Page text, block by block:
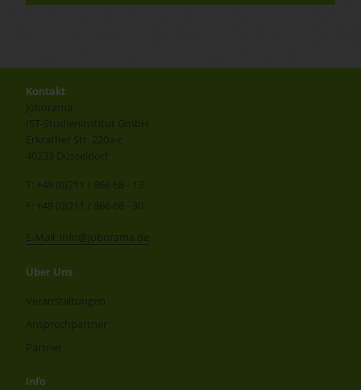
Kontakt
Joborama
IST-Studieninstitut GmbH
Erkrather Str. 220a-c
40233 Düsseldorf
T: +49 (0)211 / 866 68 - 13
F: +49 (0)211 / 866 68 - 30
E-Mail: info@joborama.de
Über Uns
Veranstaltungen
Ansprechpartner
Partner
Info